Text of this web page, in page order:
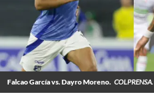
Falcao García vs. Dayro Moreno. COLPRENSA.